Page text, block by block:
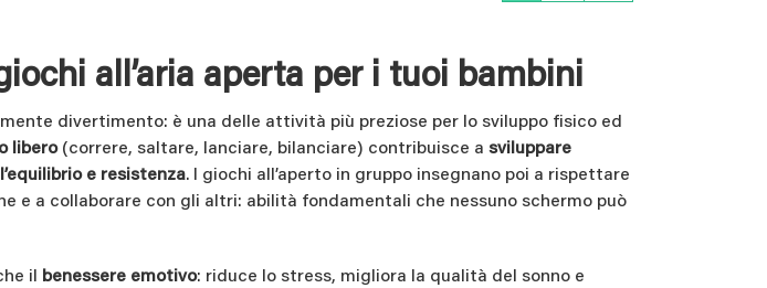
all’aria aperta per i tuoi bambini
divertimento: è una delle attività più preziose per lo sviluppo fisico ed
libero(correre, saltare, lanciare, bilanciare) contribuisce a sviluppare
e resistenza. I giochi all’aperto in gruppo insegnano poi a rispettare
e a collaborare con gli altri: abilità fondamentali che nessuno schermo può
il benessere emotivo: riduce lo stress, migliora la qualità del sonno e